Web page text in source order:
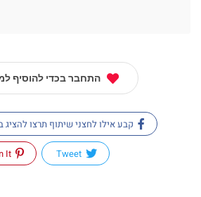
התחבר בכדי להוסיף
קבע אילו לחצני שיתוף תרצו להציג
Tweet
Pin It